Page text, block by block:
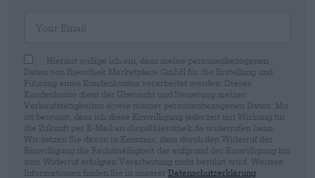
Hiermit willige ich ein, dass meine personenbezogenen
Daten von Bierothek Marketplace GmbH für die Erstellung und
Führung eines Kundenkontos verarbeitet werden. Dieses
Kundenkonto dient der Übersicht und Steuerung meiner
Verkaufstätigkeiten sowie meiner personenbezogenen Daten. Mir
ist bewusst, dass ich diese Einwilligung jederzeit mit Wirkung für
die Zukunft per E-Mail an shop@bierothek.de widerrufen kann.
Wir setzen Sie davon in Kenntnis, dass durch den Widerruf der
Einwilligung die Rechtmäßigkeit der aufgrund der Einwilligung bis
zum Widerruf erfolgten Verarbeitung nicht berührt wird. Weitere
Informationen finden Sie in unserer Datenschutzerklärung